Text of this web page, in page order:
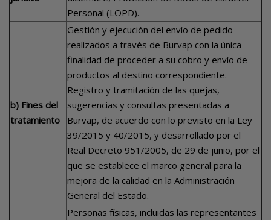
Personal (LOPD).
b) Fines del
tratamiento
Gestión y ejecución del envío de pedido
realizados a través de Burvap con la única
finalidad de proceder a su cobro y envío de
productos al destino correspondiente.
Registro y tramitación de las quejas,
sugerencias y consultas presentadas a
Burvap, de acuerdo con lo previsto en la Ley
39/2015 y 40/2015, y desarrollado por el
Real Decreto 951/2005, de 29 de junio, por el
que se establece el marco general para la
mejora de la calidad en la Administración
General del Estado.
Personas físicas, incluidas las representantes